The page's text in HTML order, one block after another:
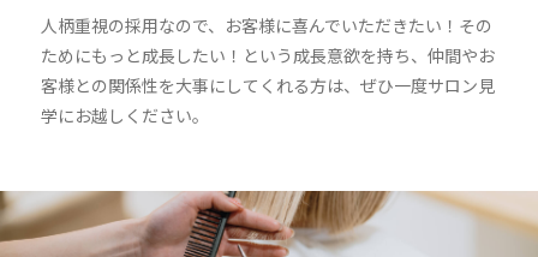
人柄重視の採用なので、お客様に喜んでいただきたい！その
ためにもっと成長したい！という成長意欲を持ち、仲間やお
客様との関係性を大事にしてくれる方は、ぜひ一度サロン見
学にお越しください。